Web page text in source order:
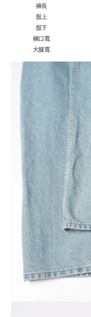
褲長
股上
股下
褲口寬
大腿寬